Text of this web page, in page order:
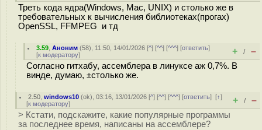
Треть кода ядра(Windows, Mac, UNIX) и столько же в
требовательных к вычисления библиотеках(прогах)
OpenSSL, FFMPEG и тд
3.59 ,Аноним (58), 11:50, 14/01/2026 [^] [^^] [^^^] [ответить]
[к модератору] + / –
Согласно гитхабу, ассемблера в линуксе аж 0,7%. В
винде, думаю, ±столько же.
2.50 ,windows10 (ok), 03:16, 13/01/2026 [^] [^^] [^^^] [ответить][↑]
[к модератору] + / –
> Кстати, подскажите, какие популярные программы
за последнее время, написаны на ассемблере?